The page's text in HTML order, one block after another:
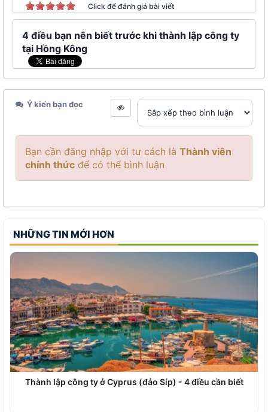
Click để đánh giá bài viết
4 điều bạn nên biết trước khi thành lập công ty
tại Hồng Kông
Ý kiến bạn đọc
Bạn cần đăng nhập với tư cách là Thành viên
chính thức để có thể bình luận
NHỮNG TIN MỚI HƠN
Thành lập công ty ở Cyprus (đảo Síp) - 4 điều cần biết